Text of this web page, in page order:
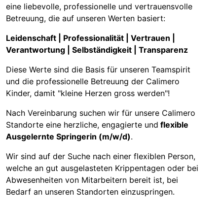
eine liebevolle, professionelle und vertrauensvolle
Betreuung, die auf unseren Werten basiert:
Leidenschaft | Professionalität | Vertrauen |
Verantwortung | Selbständigkeit | Transparenz
Diese Werte sind die Basis für unseren Teamspirit
und die professionelle Betreuung der Calimero
Kinder, damit "kleine Herzen gross werden"!
Nach Vereinbarung suchen wir für unsere Calimero
Standorte eine herzliche, engagierte und flexible
Ausgelernte Springerin (m/w/d).
Wir sind auf der Suche nach einer flexiblen Person,
welche an gut ausgelasteten Krippentagen oder bei
Abwesenheiten von Mitarbeitern bereit ist, bei
Bedarf an unseren Standorten einzuspringen.